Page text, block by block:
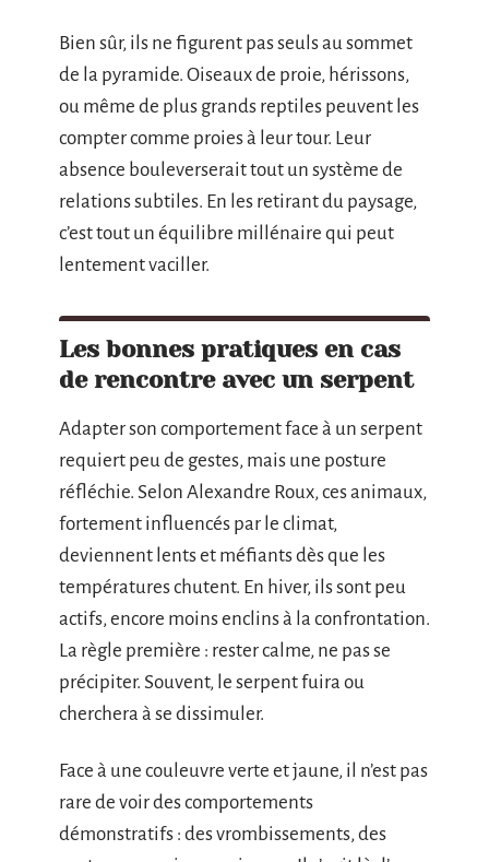
Bien sûr, ils ne figurent pas seuls au sommet
de la pyramide. Oiseaux de proie, hérissons,
ou même de plus grands reptiles peuvent les
compter comme proies à leur tour. Leur
absence bouleverserait tout un système de
relations subtiles. En les retirant du paysage,
c’est tout un équilibre millénaire qui peut
lentement vaciller.
Les bonnes pratiques en cas
de rencontre avec un serpent
Adapter son comportement face à un serpent
requiert peu de gestes, mais une posture
réfléchie. Selon Alexandre Roux, ces animaux,
fortement influencés par le climat,
deviennent lents et méfiants dès que les
températures chutent. En hiver, ils sont peu
actifs, encore moins enclins à la confrontation.
La règle première : rester calme, ne pas se
précipiter. Souvent, le serpent fuira ou
cherchera à se dissimuler.
Face à une couleuvre verte et jaune, il n’est pas
rare de voir des comportements
démonstratifs : des vrombissements, des